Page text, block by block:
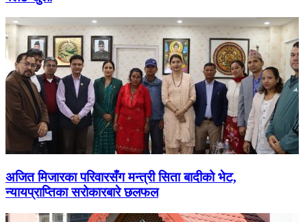
अजित मिजारका परिवारसँग मन्त्री सिता बादीको भेट,
न्यायप्राप्तिका सरोकारबारे छलफल